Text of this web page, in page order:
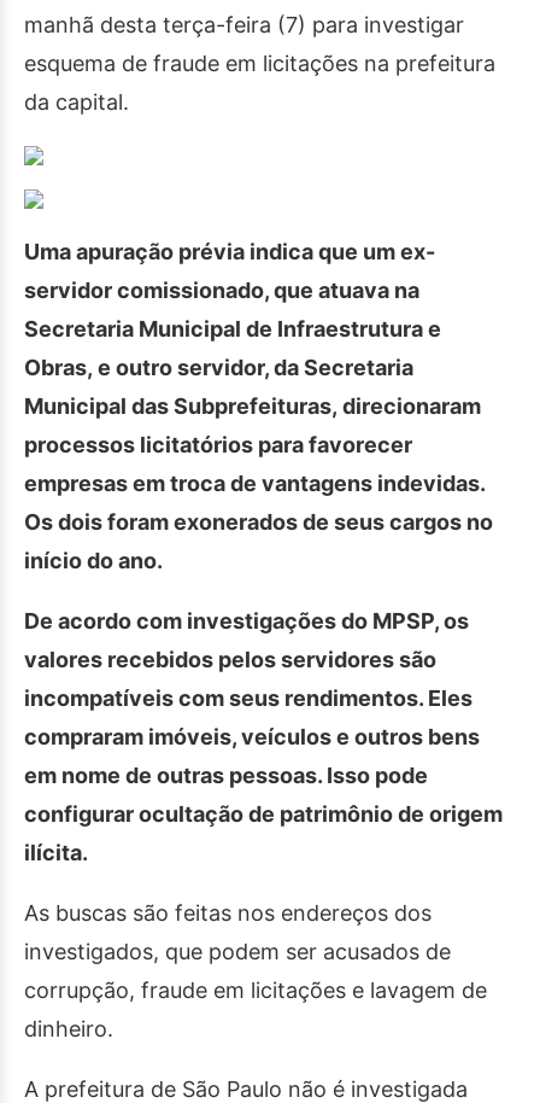
manhã desta terça-feira (7) para investigar
esquema de fraude em licitações na prefeitura
da capital.
Uma apuração prévia indica que um ex-
servidor comissionado, que atuava na
Secretaria Municipal de Infraestrutura e
Obras, e outro servidor, da Secretaria
Municipal das Subprefeituras, direcionaram
processos licitatórios para favorecer
empresas em troca de vantagens indevidas.
Os dois foram exonerados de seus cargos no
início do ano.
De acordo com investigações do MPSP, os
valores recebidos pelos servidores são
incompatíveis com seus rendimentos. Eles
compraram imóveis, veículos e outros bens
em nome de outras pessoas. Isso pode
configurar ocultação de patrimônio de origem
ilícita.
As buscas são feitas nos endereços dos
investigados, que podem ser acusados de
corrupção, fraude em licitações e lavagem de
dinheiro.
A prefeitura de São Paulo não é investigada